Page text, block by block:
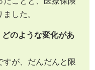
した。
のような変化があ
すが、だんだんと限